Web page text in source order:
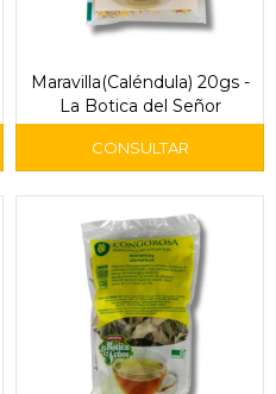
Maravilla(Caléndula) 20gs -
La Botica del Señor